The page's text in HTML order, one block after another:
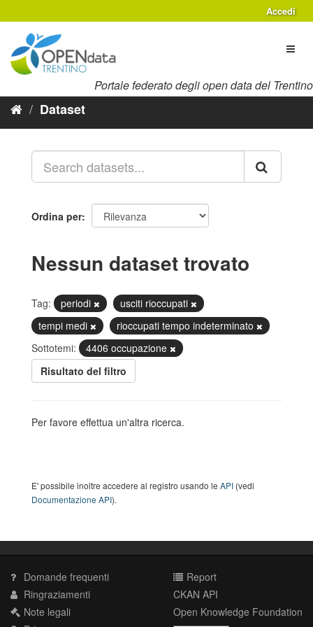
al
contenuto
Accedi
Portale federato degli open data del Trentino
Dataset
Ordina per
Nessun dataset trovato
Tag: periodi
usciti rioccupati
tempi medi
rioccupati tempo indeterminato
Sottotemi:
4406 occupazione
Risultato del filtro
Per favore effettua un'altra ricerca.
E' possibile inoltre accedere al registro usando le API (vedi
Documentazione API).
Domande frequenti
Ringraziamenti
Note legali
Report
CKAN API
Open Knowledge Foundation